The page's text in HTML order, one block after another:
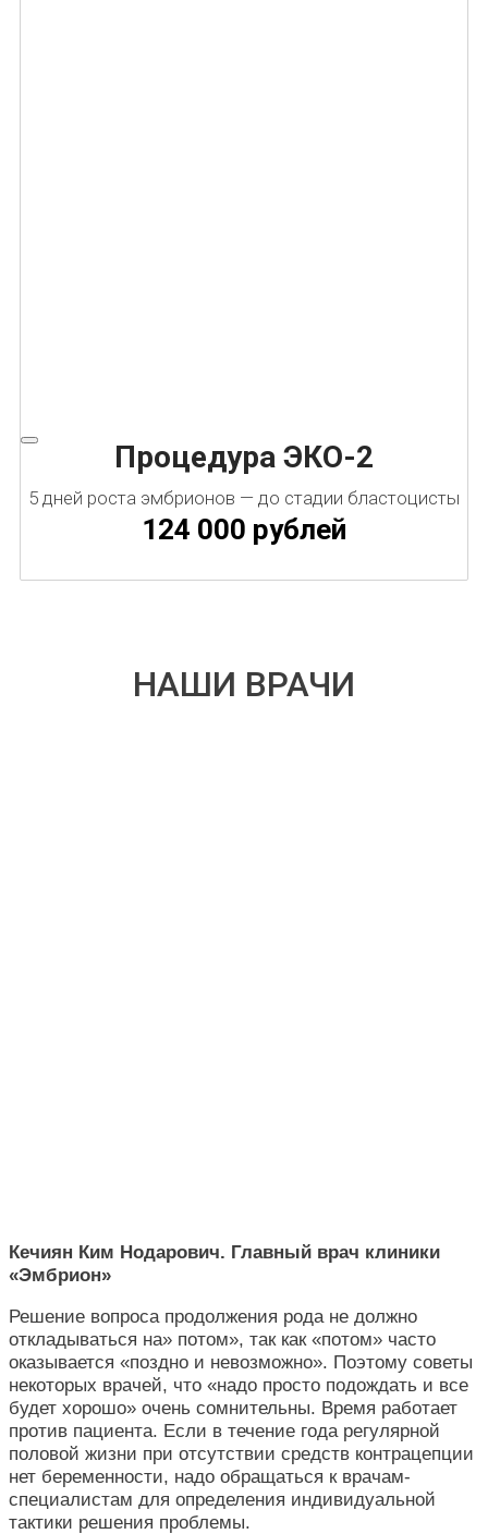
Процедура ЭКО-2
5 дней роста эмбрионов — до стадии бластоцисты
124 000 рублей
НАШИ ВРАЧИ
Кечиян Ким Нодарович. Главный врач клиники
«Эмбрион»
Решение вопроса продолжения рода не должно
откладываться на» потом», так как «потом» часто
оказывается «поздно и невозможно». Поэтому советы
некоторых врачей, что «надо просто подождать и все
будет хорошо» очень сомнительны. Время работает
против пациента. Если в течение года регулярной
половой жизни при отсутствии средств контрацепции
нет беременности, надо обращаться к врачам-
специалистам для определения индивидуальной
тактики решения проблемы.